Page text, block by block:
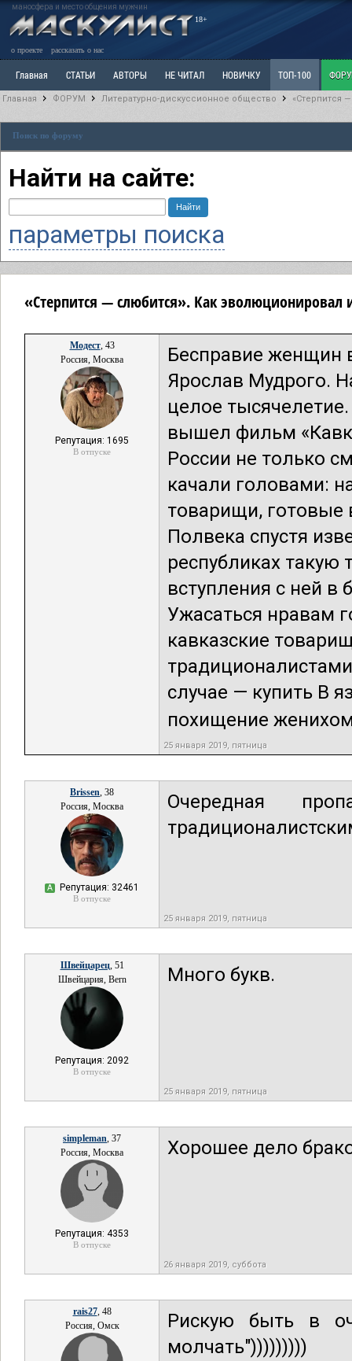
маносфера и место общения мужчин
18+
о проекте рассказать о нас
Главная СТАТЬИ АВТОРЫ НЕ ЧИТАЛ НОВИЧКУ ТОП-100
Ветка: Расстаюсь или Развожусь. САНЧАС Ветка: Наболевшее. Выскажись!
РАЗДЕЛ: Разное
Главная ФОРУМ Литературно-дискуссионное общество «Стерпится
Поиск по форуму
Найти на сайте:
параметры поиска
«Стерпится — слюбится». Как эволюционировал
Модест, 43
Россия, Москва
Репутация: 1695
В отпуске
Бесправие женщин
Ярослав Мудрого.
целое
вышел фильм
России не только
качали головами:
товарищи, готовые
Полвека спустя
республиках
вступления с ней в
Ужасаться нравам
кавказские
случае — купить В
похищение
25 января 2019, пятница
Brissen, 38
Россия, Москва
А Репутация: 32461
В отпуске
Очередная
25 января 2019, пятница
Швейцарец, 51
Швейцария, Bern
Репутация: 2092
В отпуске
Много букв.
25 января 2019, пятница
simpleman, 37
Россия, Москва
Репутация: 4353
В отпуске
Хорошее дело
26 января 2019, суббота
rais27, 48
Россия, Омск
Рискую быть в
молчать")))))))))